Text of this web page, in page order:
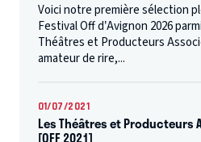
Voici notre première sélection
Festival Off d’Avignon 2026
Théâtres et Producteurs
amateur de rire,...
01/07/2021
Les Théâtres et Producteurs
[OFF 2021]